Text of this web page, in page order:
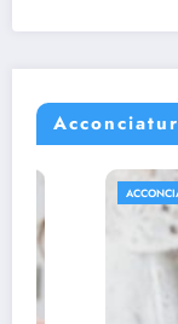
ACCONCIATURE SPOSA